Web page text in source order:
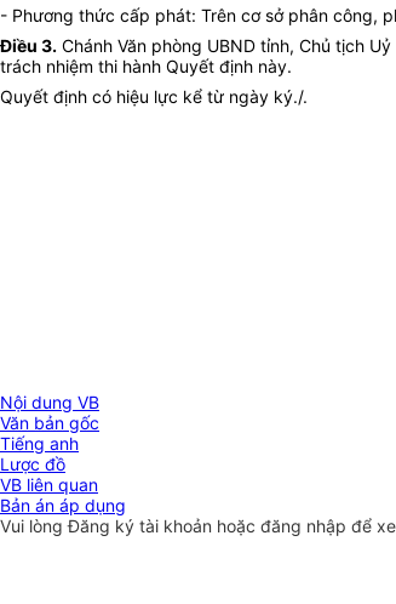
- Phương thức cấp phát: Trên cơ sở phân công,
Điều 3. Chánh Văn phòng UBND tỉnh, Chủ tịch
trách nhiệm thi hành Quyết định này.
Quyết định có hiệu lực kể từ ngày ký./.
Nội dung VB
Văn bản gốc
Tiếng anh
Lược đồ
VB liên quan
Bản án áp dụng
Vui lòngĐăng ký tài khoản hoặc đăng nhập để